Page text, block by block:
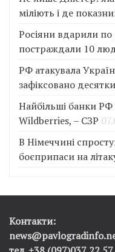
міліють і де
Росіяни вдарили
постраждали 10
РФ атакувала
зафіксовано
Найбільші банки РФ
Wildberries, – СЗР
В Німеччині
боєприпаси на
Контакти: